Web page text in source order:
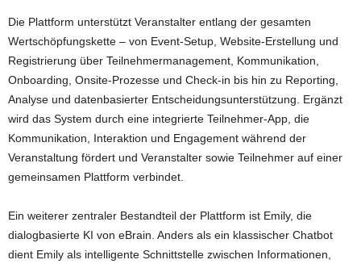
Die Plattform unterstützt Veranstalter entlang der gesamten
Wertschöpfungskette – von Event-Setup, Website-Erstellung und
Registrierung über Teilnehmermanagement, Kommunikation,
Onboarding, Onsite-Prozesse und Check-in bis hin zu Reporting,
Analyse und datenbasierter Entscheidungsunterstützung. Ergänzt
wird das System durch eine integrierte Teilnehmer-App, die
Kommunikation, Interaktion und Engagement während der
Veranstaltung fördert und Veranstalter sowie Teilnehmer auf einer
gemeinsamen Plattform verbindet.
Ein weiterer zentraler Bestandteil der Plattform ist Emily, die
dialogbasierte KI von eBrain. Anders als ein klassischer Chatbot
dient Emily als intelligente Schnittstelle zwischen Informationen,